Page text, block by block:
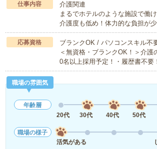
仕事内容
介護関連
まるでホテルのような施設で働
介護度も低め！体力的な負担が
応募資格
ブランクOK / パソコンスキル不
＜無資格・ブランクOK！＞介
0名以上採用予定！・履歴書不
職場の雰囲気
年齢層
20代
30代 40代 50代
職場の様子
活気がある